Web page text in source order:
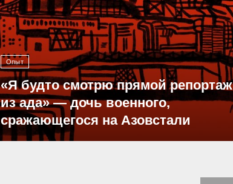
Опыт
«Я будто смотрю прямой репортаж
из ада» — дочь военного,
сражающегося на Азовстали